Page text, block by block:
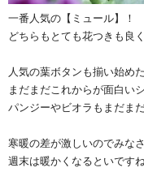
一番人気の【ミュール】！
どちらもとても花つきも良
人気の葉ボタンも揃い始めた
まだまだこれからが面白い
パンジーやビオラもまだま
寒暖の差が激しいのでみな
週末は暖かくなるといです